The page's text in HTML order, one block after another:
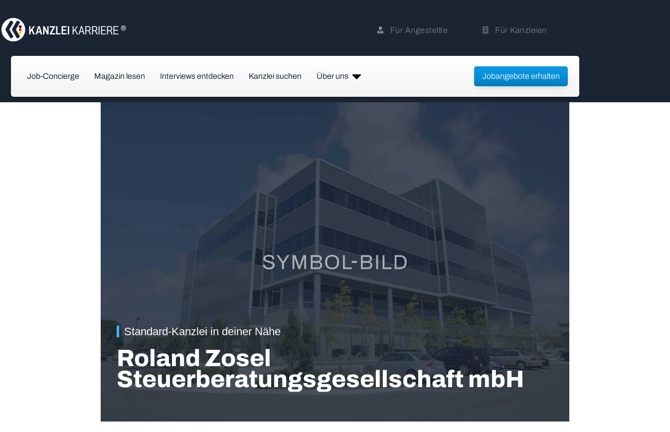
Für Angestellte Für Kanzleien
Job-Concierge Magazin lesen Interviews entdecken Kanzlei suchen Über uns Jobangebote erhalten
Standard-Kanzlei in deiner Nähe
Roland Zosel
Steuerberatungsgesellschaft mbH